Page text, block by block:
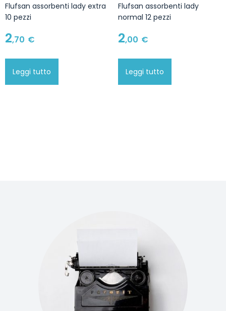
Flufsan assorbenti lady extra
10 pezzi
2,70 €
Leggi tutto
Flufsan assorbenti lady
normal 12 pezzi
2,00 €
Leggi tutto